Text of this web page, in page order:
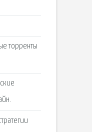
торренты